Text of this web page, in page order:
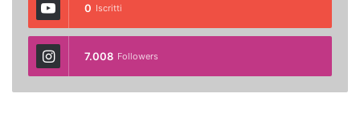
0 Iscritti
7.008 Followers